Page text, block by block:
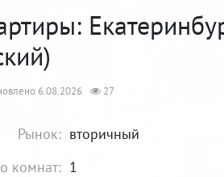
6.08.2026 27
Рынок: вторичный
комнат: 1